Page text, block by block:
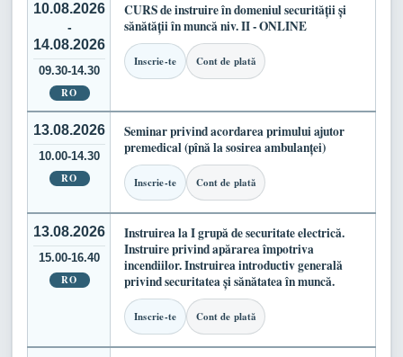
10.08.2026
-
14.08.2026
09.30-14.30
RO
CURS de instruire în domeniul securității și
sănătății în muncă niv. II - ONLINE
Inscrie-te Cont de plată
13.08.2026
10.00-14.30
RO
Seminar privind acordarea primului ajutor
premedical (pînă la sosirea ambulanței)
Inscrie-te Cont de plată
13.08.2026
15.00-16.40
RO
Instruirea la I grupă de securitate electrică.
Instruire privind apărarea împotriva
incendiilor. Instruirea introductiv generală
privind securitatea și sănătatea în muncă.
Inscrie-te Cont de plată